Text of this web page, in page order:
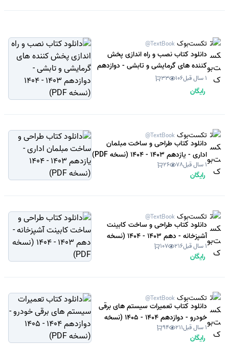
تکست‌بوک @TextBook
دانلود کتاب نصب و راه اندازی پخش
کننده های گرمایشی و تابشی - دوازدهم
1403 - 1404 (نسخه PDF)1 سال قبل 106
33
رایگان
تکست‌بوک @TextBook
دانلود کتاب طراحی و ساخت مبلمان
اداری - یازدهم 1403 - 1404 (نسخه PDF)
1 سال قبل 78
26
رایگان
تکست‌بوک @TextBook
دانلود کتاب طراحی و ساخت کابینت
آشپزخانه - دهم 1403 - 1404 (نسخه
PDF)1 سال قبل 216
107
رایگان
تکست‌بوک @TextBook
دانلود کتاب تعمیرات سیستم های برقی
خودرو - دوازدهم 1404 - 1405 (نسخه
PDF)1 سال قبل 211
94
رایگان